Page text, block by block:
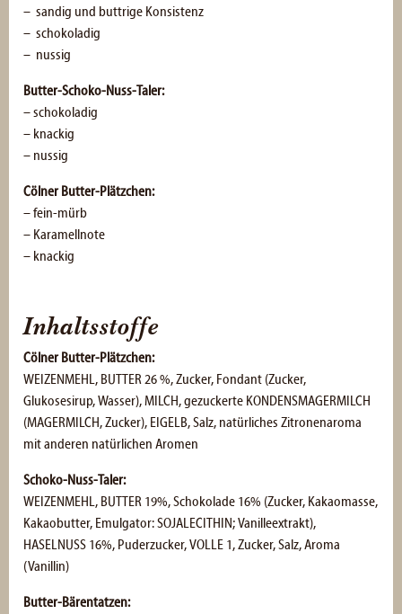
– sandig und buttrige Konsistenz
– schokoladig
– nussig
Butter-Schoko-Nuss-Taler:
– schokoladig
– knackig
– nussig
Cölner Butter-Plätzchen:
– fein-mürb
– Karamellnote
– knackig
Inhaltsstoffe
Cölner Butter-Plätzchen:
WEIZENMEHL, BUTTER 26 %, Zucker, Fondant (Zucker,
Glukosesirup, Wasser), MILCH, gezuckerte KONDENSMAGERMILCH
(MAGERMILCH, Zucker), EIGELB, Salz, natürliches Zitronenaroma
mit anderen natürlichen Aromen
Schoko-Nuss-Taler:
WEIZENMEHL, BUTTER 19%, Schokolade 16% (Zucker, Kakaomasse,
Kakaobutter, Emulgator: SOJALECITHIN; Vanilleextrakt),
HASELNUSS 16%, Puderzucker, VOLLE 1, Zucker, Salz, Aroma
(Vanillin)
Butter-Bärentatzen: